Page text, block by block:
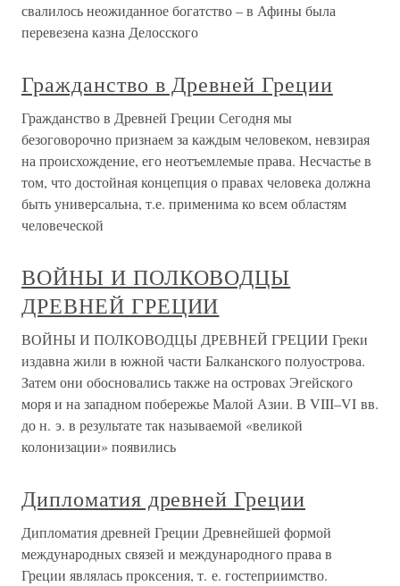
свалилось неожиданное богатство – в Афины была
перевезена казна Делосского
Гражданство в Древней Греции
Гражданство в Древней Греции Сегодня мы
безоговорочно признаем за каждым человеком, невзирая
на происхождение, его неотъемлемые права. Несчастье в
том, что достойная концепция о правах человека должна
быть универсальна, т.е. применима ко всем областям
человеческой
ВОЙНЫ И ПОЛКОВОДЦЫ
ДРЕВНЕЙ ГРЕЦИИ
ВОЙНЫ И ПОЛКОВОДЦЫ ДРЕВНЕЙ ГРЕЦИИ Греки
издавна жили в южной части Балканского полуострова.
Затем они обосновались также на островах Эгейского
моря и на западном побережье Малой Азии. В VIII–VI вв.
до н. э. в результате так называемой «великой
колонизации» появились
Дипломатия древней Греции
Дипломатия древней Греции Древнейшей формой
международных связей и международного права в
Греции являлась проксения, т. е. гостеприимство.